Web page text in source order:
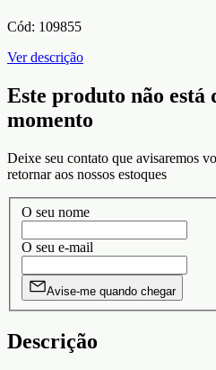
Cód: 109855
Ver descrição
Este produto não está
momento
Deixe seu contato que avisaremos
retornar aos nossos estoques
O seu nome
O seu e-mail
Avise-me quando chegar
Descrição